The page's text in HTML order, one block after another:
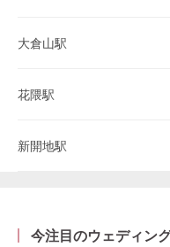
大倉山駅
花隈駅
新開地駅
今注目のウェディン